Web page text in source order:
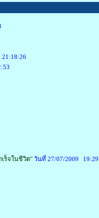
ร็จในชีวิต"วันที่ 27/07/2009